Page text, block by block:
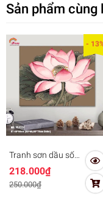
Sản phẩm cùng
-
Tranh sơn dầu số
hóa tự tô cho người
lớn Gam Hoa sen
hồng HL4114
218.000₫
250.000₫